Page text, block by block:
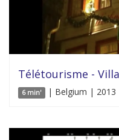
Télétourisme -
6 min' | Belgium | 2013